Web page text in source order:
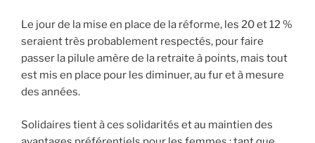
Le jour de la mise en place de la réforme, les 20 et 12 %
seraient très probablement respectés, pour faire
passer la pilule amère de la retraite à points, mais tout
est mis en place pour les diminuer, au fur et à mesure
des années.
Solidaires tient à ces solidarités et au maintien des